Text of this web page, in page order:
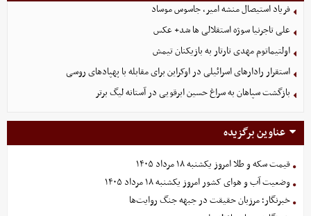
فریاد استیصال منشه امیر، جاسوس موساد
علی تاجرنیا سوژه استقلالی‌ ها شد+ عکس
اولتیماتوم مهدی تارتار به بازیکنان تیمش
استقرار رادارهای اسرائیلی در اوکراین برای مقابله با پهپادهای روسی
بازگشت سپاهان به سراغ حسین ابرقویی در آستانه لیگ برتر
عناوین برگزیده
قیمت سکه و طلا امروز یکشنبه ۱۸ مرداد ۱۴۰۵
وضعیت آب و هوای کشور امروز یکشنبه ۱۸ مرداد ۱۴۰۵
خبرنگار؛ مرزبان حقیقت در جبهه جنگ روایت‌ها